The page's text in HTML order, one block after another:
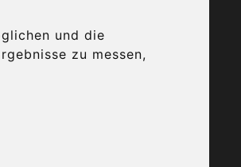
und die
zu messen,